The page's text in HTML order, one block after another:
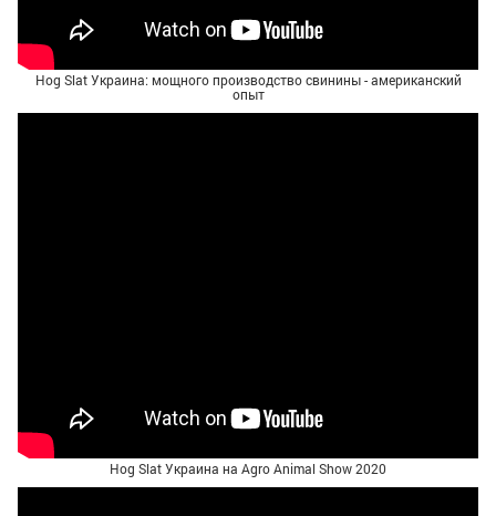
Hog Slat Украина: мощного производство свинины - американский
опыт
Hog Slat Украина на Agro Animal Show 2020